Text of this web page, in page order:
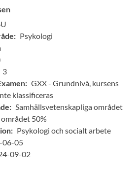
Psykologi
3
GXX - Grundnivå, kursens
klassificeras
Samhällsvetenskapliga området
50%
Psykologi och socialt arbete
06-05
09-02